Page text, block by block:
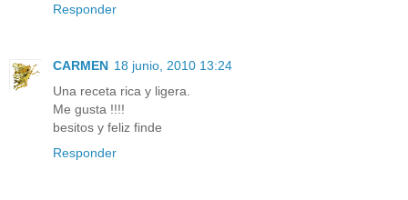
Responder
CARMEN 18 junio, 2010 13:24
Una receta rica y ligera.
Me gusta !!!!
besitos y feliz finde
Responder